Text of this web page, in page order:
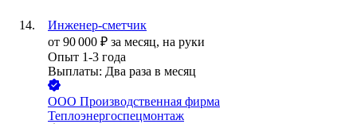
Инженер-сметчик
от 90 000 ₽ за месяц, на руки
Опыт 1-3 года
Выплаты: Два раза в месяц
ООО Производственная фирма
Теплоэнергоспецмонтаж